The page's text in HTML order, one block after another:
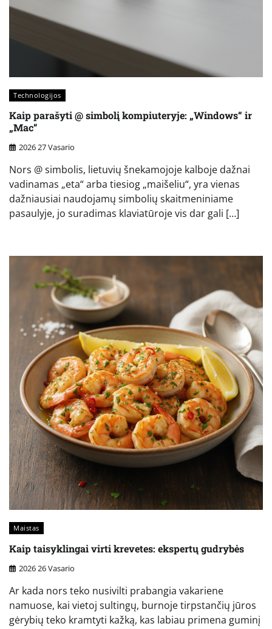
Technologijos
Kaip parašyti @ simbolį kompiuteryje: „Windows“ ir
„Mac“
2026 27 Vasario
Nors @ simbolis, lietuvių šnekamojoje kalboje dažnai
vadinamas „eta“ arba tiesiog „maišeliu“, yra vienas
dažniausiai naudojamų simbolių skaitmeniniame
pasaulyje, jo suradimas klaviatūroje vis dar gali […]
Maistas
Kaip taisyklingai virti krevetes: ekspertų gudrybės
2026 26 Vasario
Ar kada nors teko nusivilti prabangia vakariene
namuose, kai vietoj sultingų, burnoje tirpstančių jūros
gėrybių teko kramtyti kažką, kas labiau primena guminį